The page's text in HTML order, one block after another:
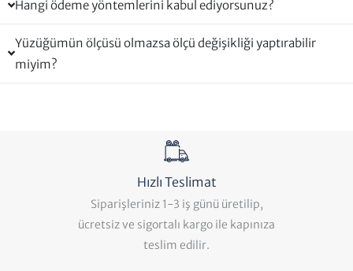
Hangi ödeme yöntemlerini kabul ediyorsunuz?
Yüzüğümün ölçüsü olmazsa ölçü değişikliği yaptırabilir
miyim?
Hızlı Teslimat
Siparişleriniz 1-3 iş günü üretilip,
ücretsiz ve sigortalı kargo ile kapınıza
teslim edilir.